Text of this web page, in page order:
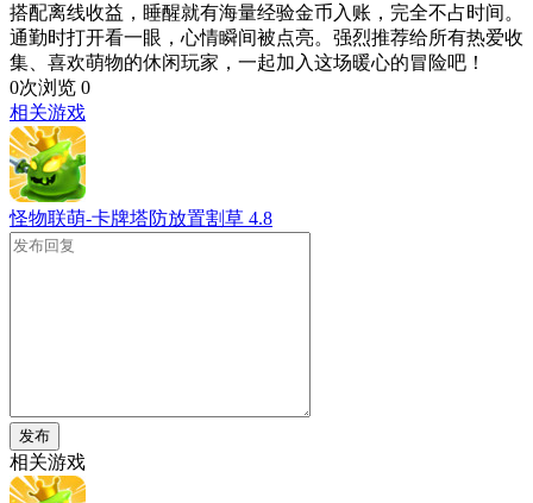
搭配离线收益，睡醒就有海量经验金币入账，完全不占时间。
通勤时打开看一眼，心情瞬间被点亮。强烈推荐给所有热爱收
集、喜欢萌物的休闲玩家，一起加入这场暖心的冒险吧！
0次浏览 0
相关游戏
怪物联萌-卡牌塔防放置割草 4.8
发布
相关游戏